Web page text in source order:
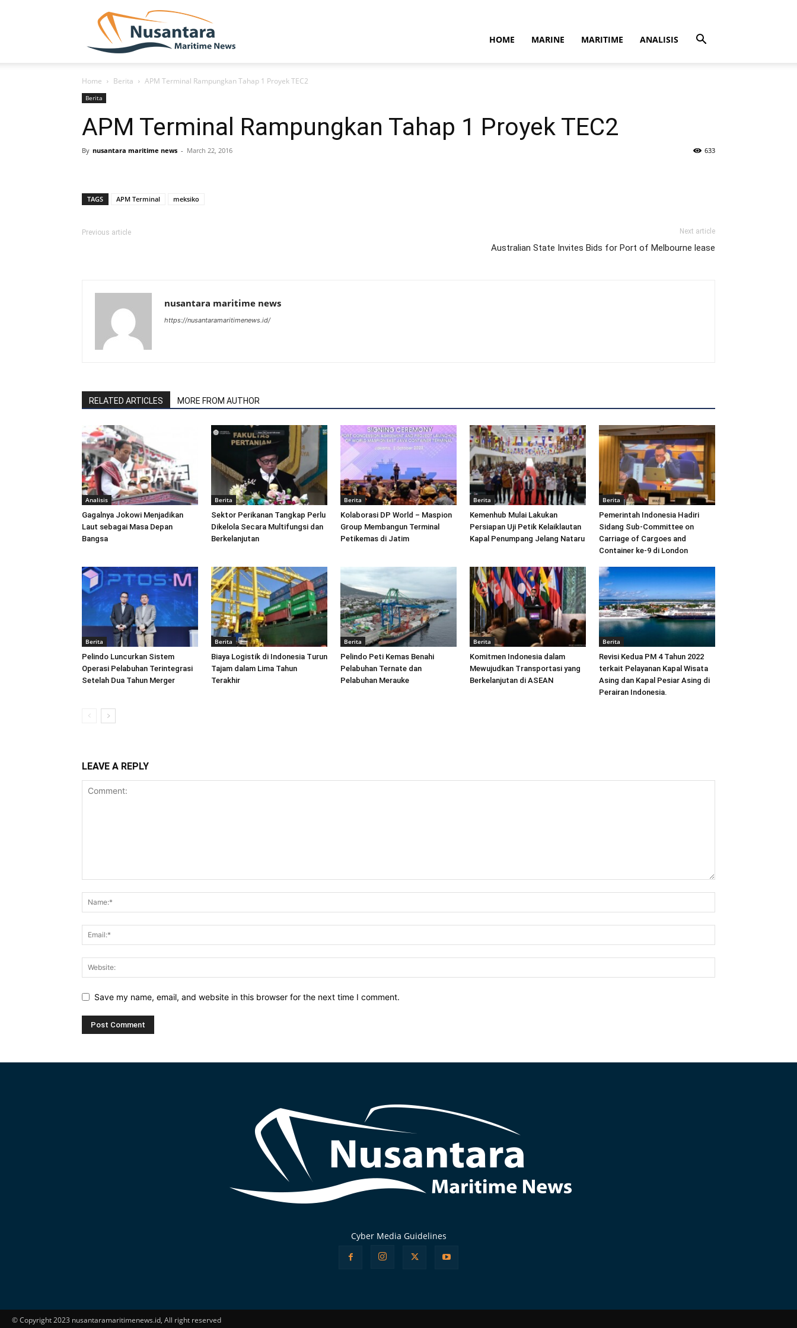
HOME MARINE MARITIME ANALISIS
Home Berita APM Terminal Rampungkan Tahap 1 Proyek TEC2
Berita
APM Terminal Rampungkan Tahap 1 Proyek TEC2
By nusantara maritime news - March 22, 2016 633
TAGS APM Terminal meksiko
Previous article Next article
Australian State Invites Bids for Port of Melbourne lease
nusantara maritime news
https://nusantaramaritimenews.id/
RELATED ARTICLES MORE FROM AUTHOR
Analisis
Gagalnya Jokowi Menjadikan
Laut sebagai Masa Depan
Bangsa
Berita
Sektor Perikanan Tangkap Perlu
Dikelola Secara Multifungsi dan
Berkelanjutan
Berita
Kolaborasi DP World – Maspion
Group Membangun Terminal
Petikemas di Jatim
Berita
Kemenhub Mulai Lakukan
Persiapan Uji Petik Kelaiklautan
Kapal Penumpang Jelang Nataru
Berita
Pemerintah Indonesia Hadiri
Sidang Sub-Committee on
Carriage of Cargoes and
Container ke-9 di London
Berita
Pelindo Luncurkan Sistem
Operasi Pelabuhan Terintegrasi
Setelah Dua Tahun Merger
Berita
Biaya Logistik di Indonesia Turun
Tajam dalam Lima Tahun
Terakhir
Berita
Pelindo Peti Kemas Benahi
Pelabuhan Ternate dan
Pelabuhan Merauke
Berita
Komitmen Indonesia dalam
Mewujudkan Transportasi yang
Berkelanjutan di ASEAN
Berita
Revisi Kedua PM 4 Tahun 2022
terkait Pelayanan Kapal Wisata
Asing dan Kapal Pesiar Asing di
Perairan Indonesia.
LEAVE A REPLY
Save my name, email, and website in this browser for the next time I comment.
Cyber Media Guidelines
© Copyright 2023 nusantaramaritimenews.id, All right reserved